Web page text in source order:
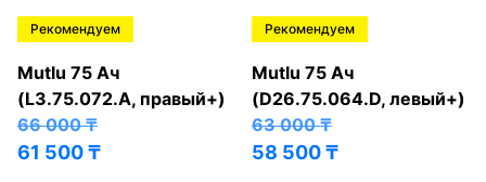
Рекомендуем
Mutlu 75 Ач
(L3.75.072.A, правый+)
66 000₸
61 500₸
Рекомендуем
Mutlu 75 Ач
(D26.75.064.D, левый+)
63 000₸
58 500₸